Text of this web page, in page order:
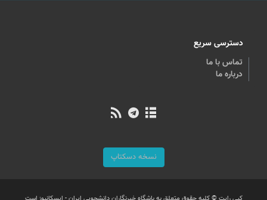
دسترسی سریع
تماس با ما
درباره ما
نسخه دسکتاپ